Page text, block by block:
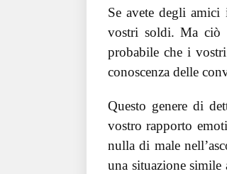
Se avete degli
vostri soldi. Ma ciò
probabile che i
conoscenza delle
Questo genere di
vostro rapporto
nulla di male
una situazione